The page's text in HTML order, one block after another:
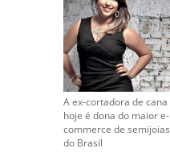
A ex-cortadora de cana
hoje é dona do maior e-
commerce de semijoias
do Brasil